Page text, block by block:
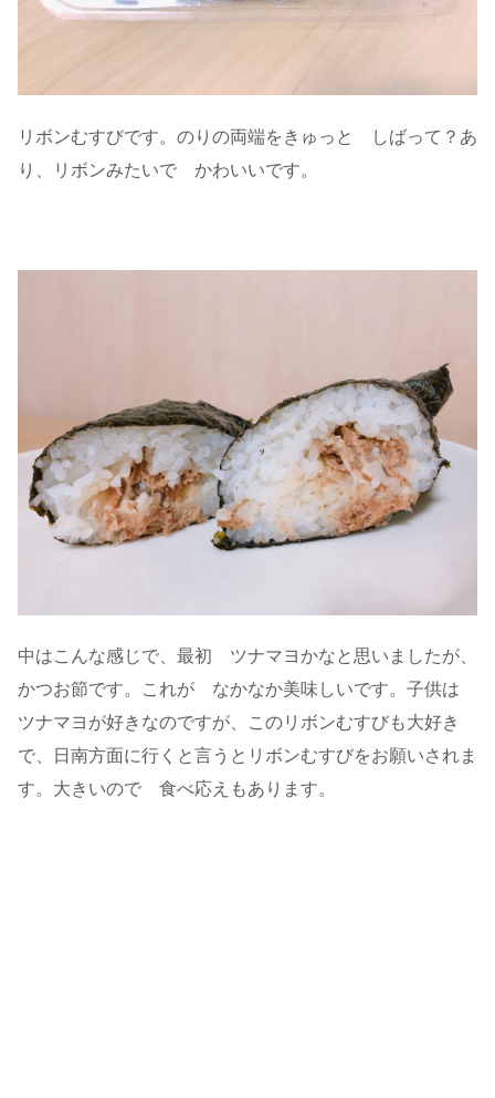
リボンむすびです。のりの両端をきゅっと しばって？あ
り、リボンみたいで かわいいです。
中はこんな感じで、最初 ツナマヨかなと思いましたが、
かつお節です。これが なかなか美味しいです。子供は
ツナマヨが好きなのですが、このリボンむすびも大好き
で、日南方面に行くと言うとリボンむすびをお願いされま
す。大きいので 食べ応えもあります。